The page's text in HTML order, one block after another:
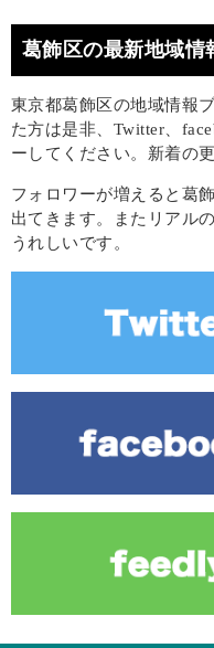
葛飾区の最新地域情
東京都葛飾区の地域情報
た方は是非、Twitter、
ーしてください。新着の
フォロワーが増えると葛
出てきます。またリアル
うれしいです。